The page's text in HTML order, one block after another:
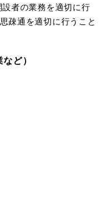
者の業務を適切に行
疎通を適切に行うこと
ど）